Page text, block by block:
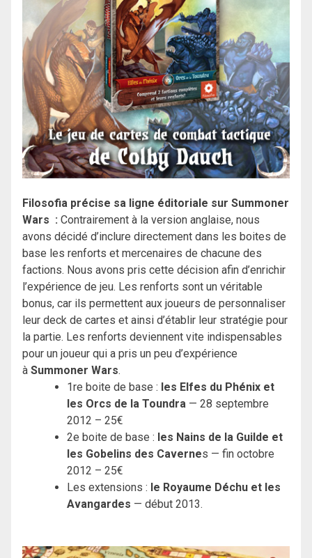
Filosofia précise sa ligne éditoriale sur Summoner
Wars : Contrairement à la version anglaise, nous
avons décidé d’inclure directement dans les boites de
base les renforts et mercenaires de chacune des
factions. Nous avons pris cette décision afin d’enrichir
l’expérience de jeu. Les renforts sont un véritable
bonus, car ils permettent aux joueurs de personnaliser
leur deck de cartes et ainsi d’établir leur stratégie pour
la partie. Les renforts deviennent vite indispensables
pour un joueur qui a pris un peu d’expérience
à Summoner Wars.
1re boite de base : les Elfes du Phénix et
les Orcs de la Toundra — 28 septembre
2012 – 25€
2e boite de base : les Nains de la Guilde et
les Gobelins des Cavernes — fin octobre
2012 – 25€
Les extensions : le Royaume Déchu et les
Avangardes — début 2013.